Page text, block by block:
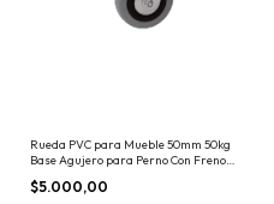
Rueda PVC para Mueble 50mm 50kg
Base Agujero para Perno Con Freno
19071 Oxen
$5.000,00